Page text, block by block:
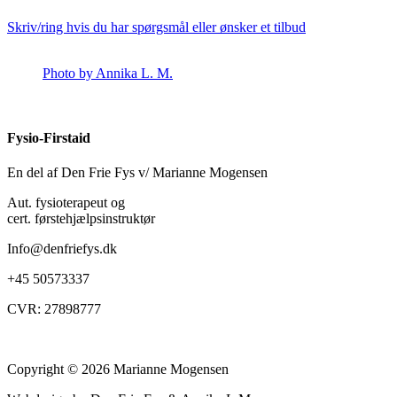
Skriv/ring hvis du har spørgsmål eller ønsker et tilbud
Photo by Annika L. M.
Fysio-Firstaid
En del af Den Frie Fys v/ Marianne Mogensen
Aut. fysioterapeut og
cert. førstehjælpsinstruktør
Info@denfriefys.dk
+45 50573337
CVR: 27898777
Copyright © 2026 Marianne Mogensen